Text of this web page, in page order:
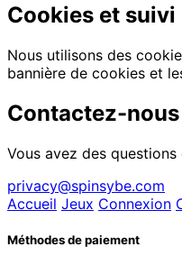
Cookies et suivi
Nous utilisons des
bannière de cookies et
Contactez-nous
Vous avez des
privacy@spinsybe.com
Accueil Jeux Connexion
Méthodes de paiement